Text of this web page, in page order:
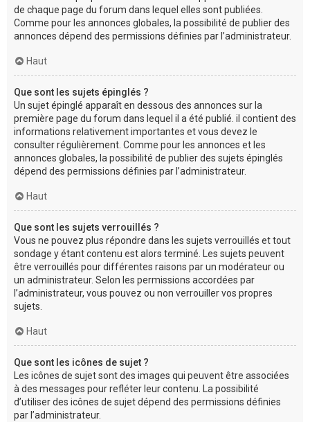
de chaque page du forum dans lequel elles sont publiées.
Comme pour les annonces globales, la possibilité de publier des
annonces dépend des permissions définies par l’administrateur.
Haut
Que sont les sujets épinglés ?
Un sujet épinglé apparaît en dessous des annonces sur la
première page du forum dans lequel il a été publié. il contient des
informations relativement importantes et vous devez le
consulter régulièrement. Comme pour les annonces et les
annonces globales, la possibilité de publier des sujets épinglés
dépend des permissions définies par l’administrateur.
Haut
Que sont les sujets verrouillés ?
Vous ne pouvez plus répondre dans les sujets verrouillés et tout
sondage y étant contenu est alors terminé. Les sujets peuvent
être verrouillés pour différentes raisons par un modérateur ou
un administrateur. Selon les permissions accordées par
l’administrateur, vous pouvez ou non verrouiller vos propres
sujets.
Haut
Que sont les icônes de sujet ?
Les icônes de sujet sont des images qui peuvent être associées
à des messages pour refléter leur contenu. La possibilité
d’utiliser des icônes de sujet dépend des permissions définies
par l’administrateur.